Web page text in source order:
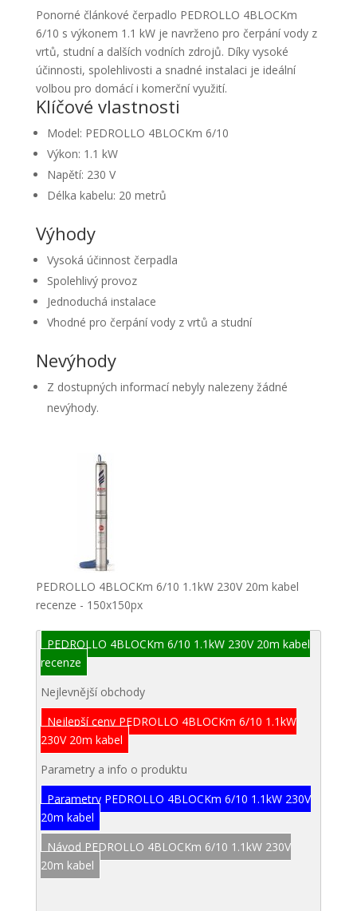
Ponorné článkové čerpadlo PEDROLLO 4BLOCKm
6/10 s výkonem 1.1 kW je navrženo pro čerpání vody z
vrtů, studní a dalších vodních zdrojů. Díky vysoké
účinnosti, spolehlivosti a snadné instalaci je ideální
volbou pro domácí i komerční využití.
Klíčové vlastnosti
Model: PEDROLLO 4BLOCKm 6/10
Výkon: 1.1 kW
Napětí: 230 V
Délka kabelu: 20 metrů
Výhody
Vysoká účinnost čerpadla
Spolehlivý provoz
Jednoduchá instalace
Vhodné pro čerpání vody z vrtů a studní
Nevýhody
Z dostupných informací nebyly nalezeny žádné
nevýhody.
PEDROLLO 4BLOCKm 6/10 1.1kW 230V 20m kabel
recenze - 150x150px
PEDROLLO 4BLOCKm 6/10 1.1kW 230V 20m kabel
recenze
Nejlevnější obchody
Nejlepší ceny PEDROLLO 4BLOCKm 6/10 1.1kW
230V 20m kabel
Parametry a info o produktu
Parametry PEDROLLO 4BLOCKm 6/10 1.1kW 230V
20m kabel
Návod PEDROLLO 4BLOCKm 6/10 1.1kW 230V
20m kabel